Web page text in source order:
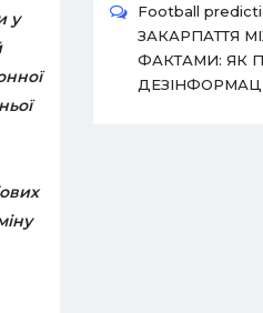
у
Football
ЗАКАРПАТТЯ
ФАКТАМИ: ЯК